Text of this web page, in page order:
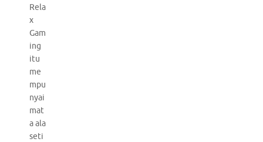
Rela
x
Gam
ing
itu
me
mpu
nyai
mat
a ala
seti